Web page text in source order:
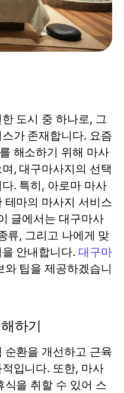
도시 중 하나로, 그
가 존재합니다. 요즘
해소하기 위해 마사
, 대구마사지의 선택
. 특히, 아로마 마사
테마의 마사지 서비스
글에서는 대구마사
류, 그리고 나에게 맞
안내합니다. 대구마
와 팁을 제공하겠습니
하기
순환을 개선하고 근육
입니다. 또한, 마사
식을 취할 수 있어 스